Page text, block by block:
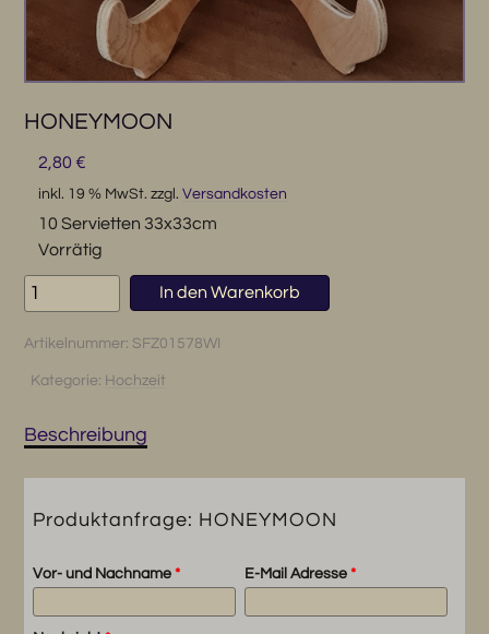
HONEYMOON
2,80 €
inkl. 19 % MwSt. zzgl. Versandkosten
10 Servietten 33x33cm
Vorrätig
HONEYMOON
Menge
In den Warenkorb
Artikelnummer: SFZ01578WI
Kategorie: Hochzeit
Beschreibung
Produktanfrage: HONEYMOON
Vor- und Nachname* E-Mail Adresse *